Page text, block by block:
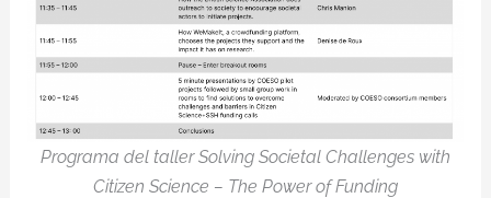
Programa del taller Solving Societal Challenges with
Citizen Science – The Power of Funding